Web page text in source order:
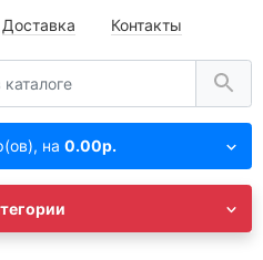
Доставка Контакты
на 0.00р.